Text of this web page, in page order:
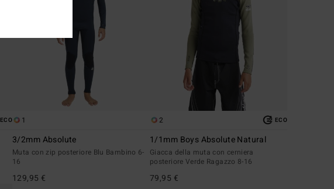
ECO 1
3/2mm Absolute
Muta con zip posteriore Blu Bambino 6-
16
129,95 €
2 ECO
1/1mm Boys Absolute Natural
Giacca della muta con cerniera
posteriore Verde Ragazzo 8-16
79,95 €